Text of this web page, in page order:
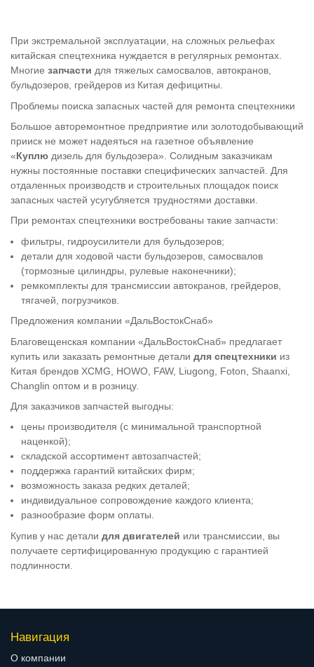
При экстремальной эксплуатации, на сложных рельефах
китайская спецтехника нуждается в регулярных ремонтах.
Многие запчасти для тяжелых самосвалов, автокранов,
бульдозеров, грейдеров из Китая дефицитны.
Проблемы поиска запасных частей для ремонта спецтехники
Большое авторемонтное предприятие или золотодобывающий
прииск не может надеяться на газетное объявление
«Куплю дизель для бульдозера». Солидным заказчикам
нужны постоянные поставки специфических запчастей. Для
отдаленных производств и строительных площадок поиск
запасных частей усугубляется трудностями доставки.
При ремонтах спецтехники востребованы такие запчасти:
фильтры, гидроусилители для бульдозеров;
детали для ходовой части бульдозеров, самосвалов
(тормозные цилиндры, рулевые наконечники);
ремкомплекты для трансмиссии автокранов, грейдеров,
тягачей, погрузчиков.
Предложения компании «ДальВостокСнаб»
Благовещенская компании «ДальВостокСнаб» предлагает
купить или заказать ремонтные детали для спецтехники из
Китая брендов XCMG, HOWO, FAW, Liugong, Foton, Shaanxi,
Changlin оптом и в розницу.
Для заказчиков запчастей выгодны:
цены производителя (с минимальной транспортной
наценкой);
складской ассортимент автозапчастей;
поддержка гарантий китайских фирм;
возможность заказа редких деталей;
индивидуальное сопровождение каждого клиента;
разнообразие форм оплаты.
Купив у нас детали для двигателей или трансмиссии, вы
получаете сертифицированную продукцию с гарантией
подлинности.
Навигация
О компании